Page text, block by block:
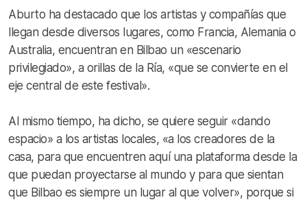
Aburto ha destacado que los artistas y compañías que
llegan desde diversos lugares, como Francia, Alemania o
Australia, encuentran en Bilbao un «escenario
privilegiado», a orillas de la Ría, «que se convierte en el
eje central de este festival».
Al mismo tiempo, ha dicho, se quiere seguir «dando
espacio» a los artistas locales, «a los creadores de la
casa, para que encuentren aquí una plataforma desde la
que puedan proyectarse al mundo y para que sientan
que Bilbao es siempre un lugar al que volver», porque si